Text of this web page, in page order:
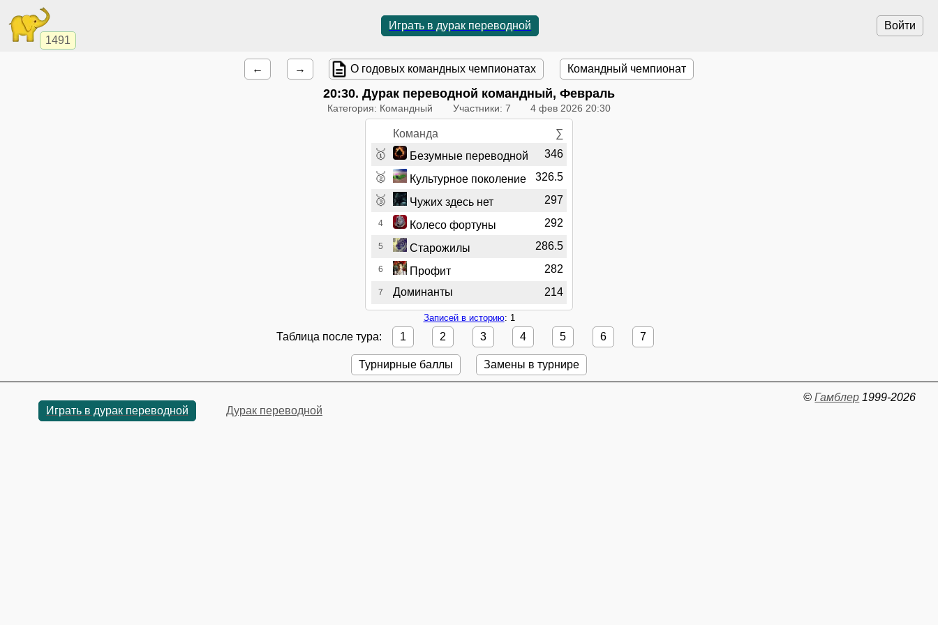
1491
Войти
Играть в дурак переводной
← → О годовых командных чемпионатах Командный чемпионат
20:30. Дурак переводной командный, Февраль
Категория: Командный Участники: 7 4 фев 2026 20:30
Команда ∑
🥇 Безумные переводной 346
🥈 Культурное поколение 326.5
🥉 Чужих здесь нет 297
4 Колесо фортуны 292
5 Старожилы 286.5
6 Профит 282
7 Доминанты 214
Записей в историю: 1
Таблица после тура: 1 2 3 4 5 6 7
Турнирные баллы Замены в турнире
Играть в дурак переводной Дурак переводной
©Гамблер 1999-2026